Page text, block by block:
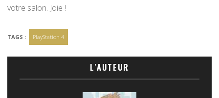
votre salon. Joie !
TAGS : PlayStation 4
L'AUTEUR